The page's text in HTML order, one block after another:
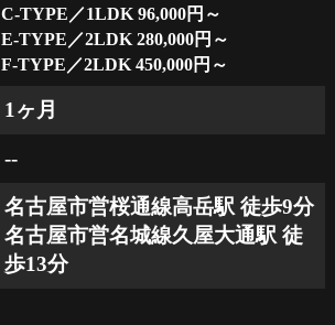
C-TYPE／1LDK 96,000円～
E-TYPE／2LDK 280,000円～
F-TYPE／2LDK 450,000円～
1ヶ月
--
名古屋市営桜通線高岳駅 徒歩9分
名古屋市営名城線久屋大通駅 徒
歩13分